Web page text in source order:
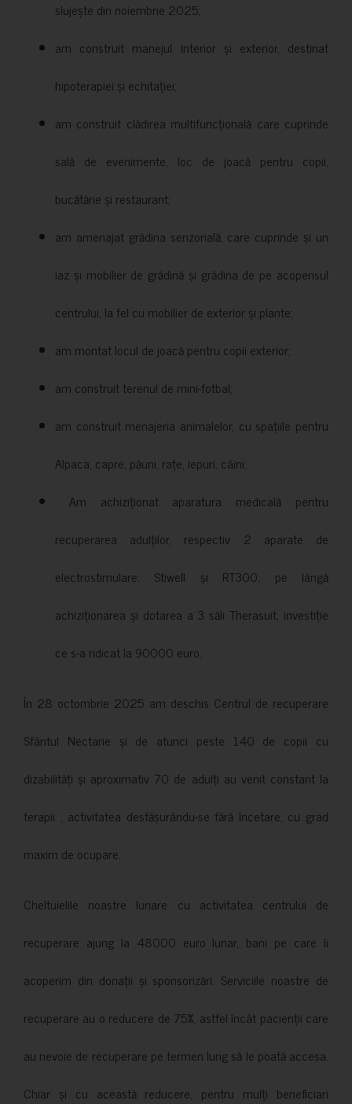
slujește din noiembrie 2025;
am construit manejul interior și exterior, destinat
hipoterapiei și echitației;
am construit clădirea multifuncțională care cuprinde
sală de evenimente, loc de joacă pentru copii,
bucătărie și restaurant;
am amenajat grădina senzorială, care cuprinde și un
iaz și mobilier de grădină și grădina de pe acoperisul
centrului, la fel cu mobilier de exterior și plante;
am montat locul de joacă pentru copii exterior;
am construit terenul de mini-fotbal;
am construit menajeria animalelor, cu spațiile pentru
Alpaca, capre, păuni, rațe, iepuri, câini;
Am achiziționat aparatura medicală pentru
recuperarea adulților, respectiv 2 aparate de
electrostimulare: Stiwell și RT300, pe lângă
achiziționarea și dotarea a 3 săli Therasuit, investiție
ce s-a ridicat la 90000 euro.
În 28 octombrie 2025 am deschis Centrul de recuperare
Sfântul Nectarie și de atunci peste 140 de copii cu
dizabilități și aproximativ 70 de adulți au venit constant la
terapii , activitatea desfășurându-se fără încetare, cu grad
maxim de ocupare.
Cheltuielile noastre lunare cu activitatea centrului de
recuperare ajung la 48000 euro lunar, bani pe care îi
acoperim din donații și sponsorizări. Serviciile noastre de
recuperare au o reducere de 75%, astfel încât pacienții care
au nevoie de recuperare pe termen lung să le poată accesa.
Chiar și cu această reducere, pentru mulți beneficiari